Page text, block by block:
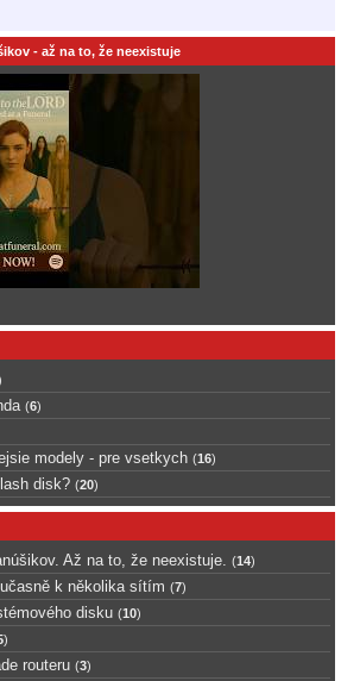
- až na to, že neexistuje
(6)
modely - pre vsetkych (16)
disk? (20)
Až na to, že neexistuje. (14)
k několika sítím (7)
disku (10)
)
routeru (3)